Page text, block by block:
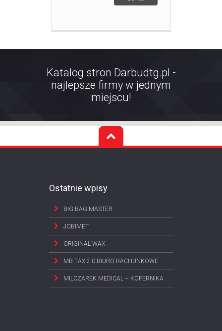
Katalog stron Darbudtg.pl -
najlepsze firmy w jednym
miejscu!
Ostatnie wpisy
BIG BAG MASTER
JOBIMET
ORIGINAL WAX
MB TAX 2.0 BIURO RACHUNKOWE
MILCZAREK MEDICAL – KOPERNIKA